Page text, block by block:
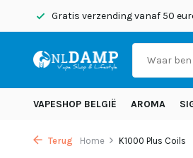
Gratis verzending vanaf 50
VAPESHOP BELGIË AROMA
Terug Home K1000 Plus Coils